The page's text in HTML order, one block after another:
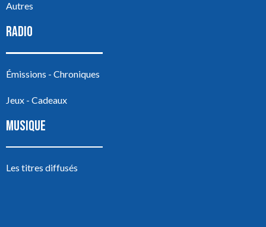
Autres
RADIO
Émissions - Chroniques
Jeux - Cadeaux
MUSIQUE
Les titres diffusés